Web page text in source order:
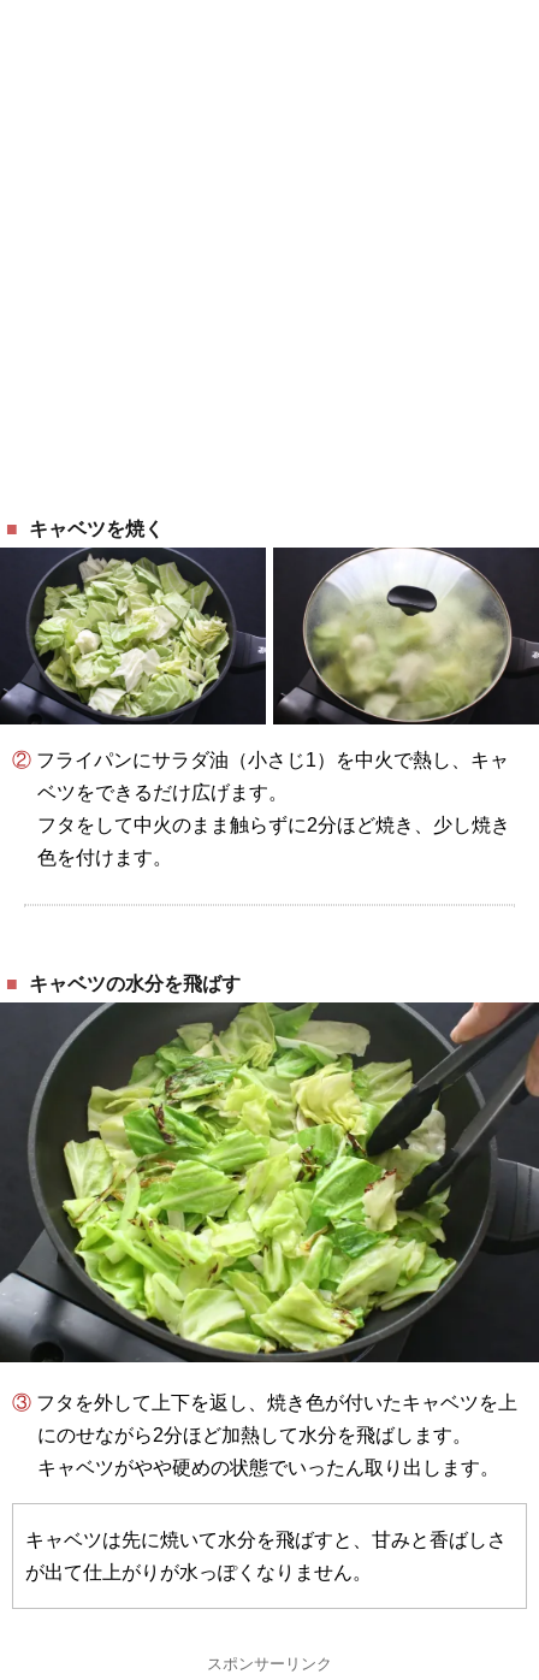
キャベツを焼く
② フライパンにサラダ油（小さじ1）を中火で熱し、キャ
ベツをできるだけ広げます。
フタをして中火のまま触らずに2分ほど焼き、少し焼き
色を付けます。
キャベツの水分を飛ばす
③ フタを外して上下を返し、焼き色が付いたキャベツを上
にのせながら2分ほど加熱して水分を飛ばします。
キャベツがやや硬めの状態でいったん取り出します。
キャベツは先に焼いて水分を飛ばすと、甘みと香ばしさ
が出て仕上がりが水っぽくなりません。
スポンサーリンク